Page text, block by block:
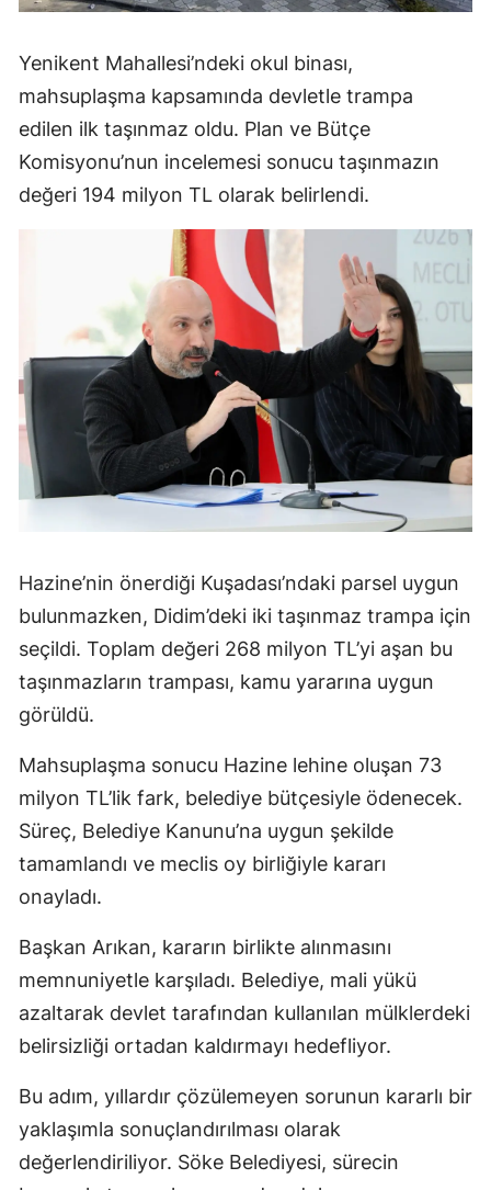
Yenikent Mahallesi’ndeki okul binası,
mahsuplaşma kapsamında devletle trampa
edilen ilk taşınmaz oldu. Plan ve Bütçe
Komisyonu’nun incelemesi sonucu taşınmazın
değeri 194 milyon TL olarak belirlendi.
Hazine’nin önerdiği Kuşadası’ndaki parsel uygun
bulunmazken, Didim’deki iki taşınmaz trampa için
seçildi. Toplam değeri 268 milyon TL’yi aşan bu
taşınmazların trampası, kamu yararına uygun
görüldü.
Mahsuplaşma sonucu Hazine lehine oluşan 73
milyon TL’lik fark, belediye bütçesiyle ödenecek.
Süreç, Belediye Kanunu’na uygun şekilde
tamamlandı ve meclis oy birliğiyle kararı
onayladı.
Başkan Arıkan, kararın birlikte alınmasını
memnuniyetle karşıladı. Belediye, mali yükü
azaltarak devlet tarafından kullanılan mülklerdeki
belirsizliği ortadan kaldırmayı hedefliyor.
Bu adım, yıllardır çözülemeyen sorunun kararlı bir
yaklaşımla sonuçlandırılması olarak
değerlendiriliyor. Söke Belediyesi, sürecin